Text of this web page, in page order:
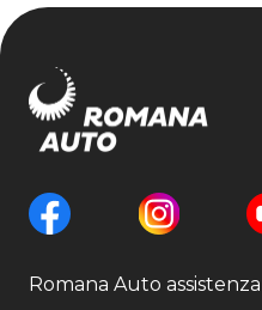
Romana Auto assistenza